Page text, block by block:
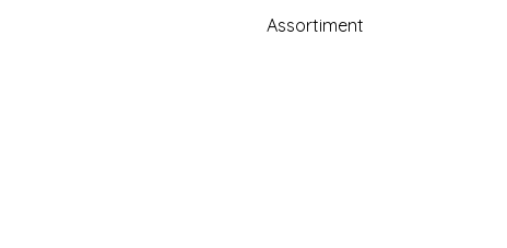
Assortiment